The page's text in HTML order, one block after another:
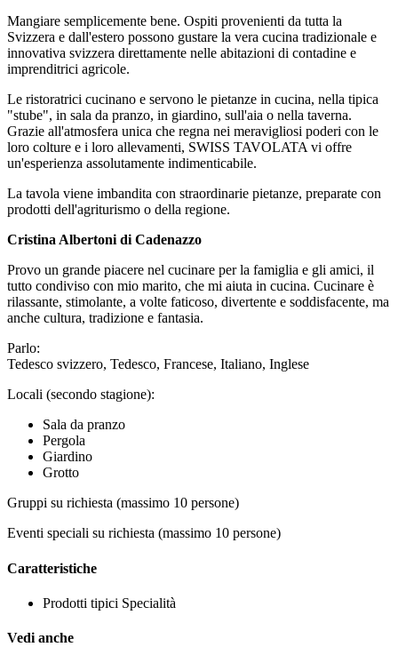
Mangiare semplicemente bene. Ospiti provenienti da tutta la
Svizzera e dall'estero possono gustare la vera cucina tradizionale e
innovativa svizzera direttamente nelle abitazioni di contadine e
imprenditrici agricole.
Le ristoratrici cucinano e servono le pietanze in cucina, nella tipica
"stube", in sala da pranzo, in giardino, sull'aia o nella taverna.
Grazie all'atmosfera unica che regna nei meravigliosi poderi con le
loro colture e i loro allevamenti, SWISS TAVOLATA vi offre
un'esperienza assolutamente indimenticabile.
La tavola viene imbandita con straordinarie pietanze, preparate con
prodotti dell'agriturismo o della regione.
Cristina Albertoni di Cadenazzo
Provo un grande piacere nel cucinare per la famiglia e gli amici, il
tutto condiviso con mio marito, che mi aiuta in cucina. Cucinare è
rilassante, stimolante, a volte faticoso, divertente e soddisfacente, ma
anche cultura, tradizione e fantasia.
Parlo:
Tedesco svizzero, Tedesco, Francese, Italiano, Inglese
Locali (secondo stagione):
Sala da pranzo
Pergola
Giardino
Grotto
Gruppi su richiesta (massimo 10 persone)
Eventi speciali su richiesta (massimo 10 persone)
Caratteristiche
Prodotti tipici Specialità
Vedi anche